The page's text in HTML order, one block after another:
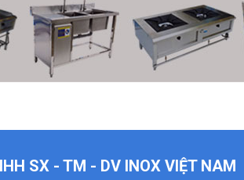
SX - TM - DV INOX VIỆT NAM